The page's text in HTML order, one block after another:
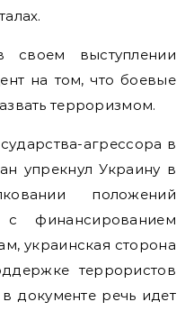
выступлении
на том, что боевые
терроризмом.
агрессора в
упрекнул Украину в
положений
финансированием
украинская сторона
террористов
документе речь идет